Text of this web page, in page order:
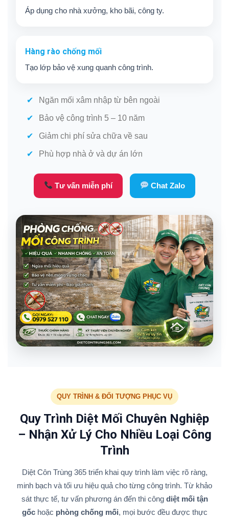
Áp dụng cho nhà xưởng, kho bãi, công ty.
Hàng rào chống mối
Tạo lớp bảo vệ xung quanh công trình.
Ngăn mối xâm nhập từ bên ngoài
Bảo vệ công trình 5 – 10 năm
Giảm chi phí sửa chữa về sau
Phù hợp nhà ở và dự án lớn
Tư vấn miễn phí Chat Zalo
QUY TRÌNH & ĐỐI TƯỢNG PHỤC VỤ
Quy Trình Diệt Mối Chuyên Nghiệp
– Nhận Xử Lý Cho Nhiều Loại Công
Trình
Diệt Côn Trùng 365 triển khai quy trình làm việc rõ ràng,
minh bạch và tối ưu hiệu quả cho từng công trình. Từ khảo
sát thực tế, tư vấn phương án đến thi công diệt mối tận
gốchoặc phòng chống mối, mọi bước đều được thực